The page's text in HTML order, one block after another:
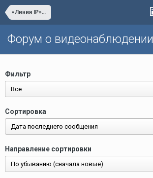
«Линия IP» Видеонаблюдение
Форум о видеонаблюдении
Фильтр
Сортировка
Направление сортировки